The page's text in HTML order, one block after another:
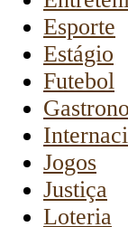
Esporte
Estágio
Futebol
Jogos
Justiça
Loteria